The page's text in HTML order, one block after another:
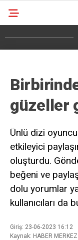
güzeller
Ünlü dizi
etkileyici
oluşturdu.
beğeni ve
dolu yorumlar
kullanıcıları da
Giriş: 23-06-2023 16:12
Kaynak: HABER MERKEZİ